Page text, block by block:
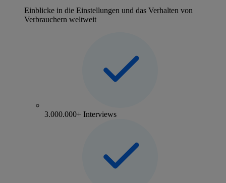
Einblicke in die Einstellungen und das Verhalten von
Verbrauchern weltweit
3.000.000+ Interviews